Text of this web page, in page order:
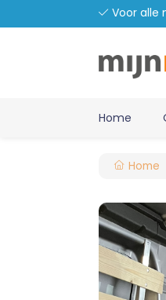
Voor alle
Home
Home